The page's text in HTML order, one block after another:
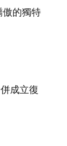
傲的獨特
成立復